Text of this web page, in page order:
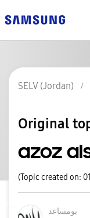
SELV (Jordan)
Original
azoz
(Topic created on:
بومساعد